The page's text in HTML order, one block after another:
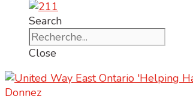
Search
Close
Donnez